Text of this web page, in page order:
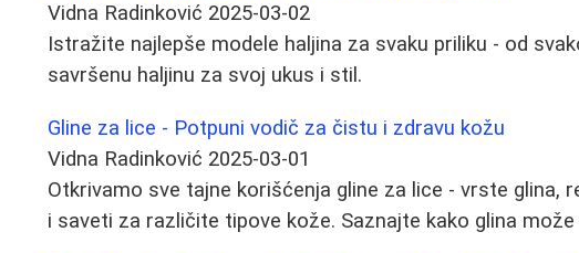
Vidna Radinković 2025-03-02
Istražite najlepše modele haljina za svaku priliku - od
savršenu haljinu za svoj ukus i stil.
Gline za lice - Potpuni vodič za čistu i zdravu kožu
Vidna Radinković 2025-03-01
Otkrivamo sve tajne korišćenja gline za lice - vrste glina,
i saveti za različite tipove kože. Saznajte kako glina